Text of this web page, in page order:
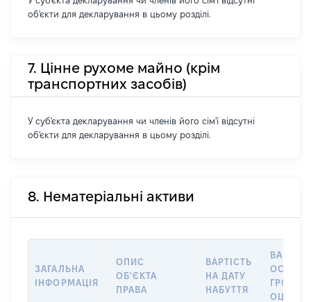
об'єкти для декларування в цьому розділі.
7. Цінне рухоме майно (крім
транспортних засобів)
У суб'єкта декларування чи членів його сім'ї відсутні
об'єкти для декларування в цьому розділі.
8. Нематеріальні активи
ЗАГАЛЬНА
ІНФОРМАЦІЯ
ОПИС
ОБ'ЄКТА
ПРАВА
ВАРТІСТЬ
НА ДАТУ
НАБУТТЯ